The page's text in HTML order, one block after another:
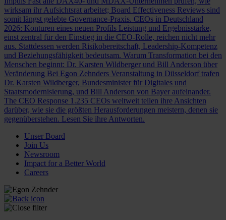
wirksam ihr Aufsichtsrat arbeitet; Board Effectiveness Reviews sind
somit längst gelebte Governance-Praxis. CEOs in Deutschland
2026: Konturen eines neuen Profils Leistung und Ergebnisstärke,
einst zentral für den Einstieg in die CEO-Rolle, reichen nicht mehr
aus. Stattdessen werden Risikobereitschaft, Leadership-Kompetenz
und Beziehungsfähigkeit bedeutsam. Warum Transformation bei den
Menschen beginnt: Dr. Karsten Wildberger und Bill Anderson über
Veränderung Bei Egon Zehnders Veranstaltung in Düsseldorf trafen
Dr. Karsten Wildberger, Bundesminister für Digitales und
Staatsmodernisierung, und Bill Anderson von Bayer aufeinander.
The CEO Response 1.235 CEOs weltweit teilen ihre Ansichten
darüber, wie sie die größten Herausforderungen meistern, denen sie
gegenüberstehen. Lesen Sie ihre Antworten.
Unser Board
Join Us
Newsroom
Impact for a Better World
Careers